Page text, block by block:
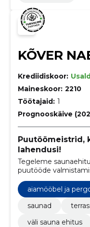
KÕVER
Krediidiskoor:
Maineskoor: 2210
Töötajaid: 1
Prognooskäive
Puutöömeistrid,
lahendusi!
Tegeleme
puutööde
kvaliteetseid ja
aiamööbel ja
saunad
väli sauna ehitus